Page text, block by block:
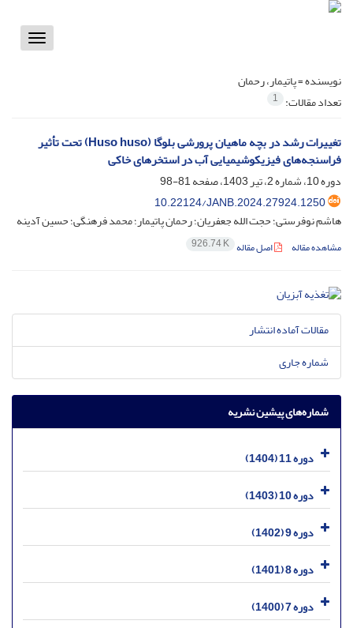
Toggle
نویسنده =پاتیمار، رحمان
تعداد مقالات: 1
تغییرات رشد در بچه ماهیان پرورشی بلوگا (Huso huso) تحت تأثیر
فراسنجه‌های فیزیکوشیمیایی آب در استخرهای خاکی
دوره 10، شماره 2، تیر 1403، صفحه
81-98
10.22124/JANB.2024.27924.1250
هاشم نوفرستی؛ حجت الله جعفریان؛ رحمان پاتیمار؛ محمد فرهنگی؛ حسین آدینه
مشاهده مقاله اصل مقاله 926.74 K
مقالات آماده انتشار
شماره جاری
شماره‌های پیشین نشریه
دوره 11 (1404)
دوره 10 (1403)
دوره 9 (1402)
دوره 8 (1401)
دوره 7 (1400)